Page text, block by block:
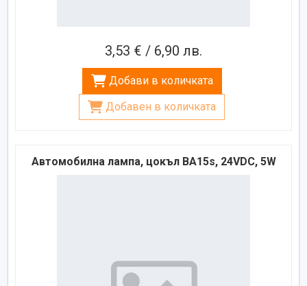
3,53 € / 6,90 лв.
Добави в количката
Добавен в количката
Автомобилна лампа, цокъл BA15s, 24VDC, 5W